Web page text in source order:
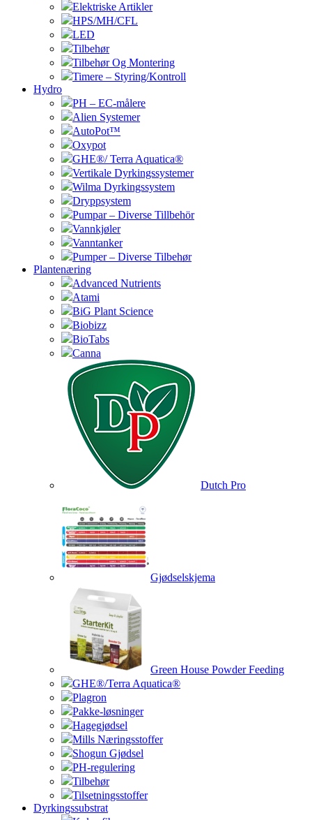
Elektriske Artikler
HPS/MH/CFL
LED
Tilbehør
Tilbehør Og Montering
Timere – Styring/Kontroll
Hydro
PH – EC-målere
Alien Systemer
AutoPot™
Oxypot
GHE®/ Terra Aquatica®
Vertikale Dyrkingssystemer
Wilma Dyrkingssystem
Dryppsystem
Pumpar – Diverse Tillbehör
Vannkjøler
Vanntanker
Pumper – Diverse Tilbehør
Plantenæring
Advanced Nutrients
Atami
BiG Plant Science
Biobizz
BioTabs
Canna
Dutch Pro
Gjødselskjema
Green House Powder Feeding
GHE®/Terra Aquatica®
Plagron
Pakke-løsninger
Hagegjødsel
Mills Næringsstoffer
Shogun Gjødsel
PH-regulering
Tilbehør
Tilsetningsstoffer
Dyrkingssubstrat